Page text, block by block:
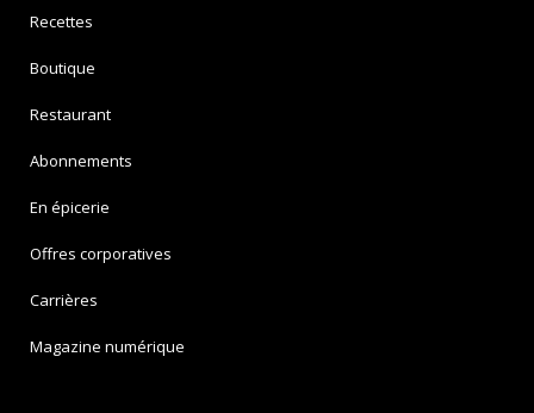
Recettes
Boutique
Restaurant
Abonnements
En épicerie
Offres corporatives
Carrières
Magazine numérique